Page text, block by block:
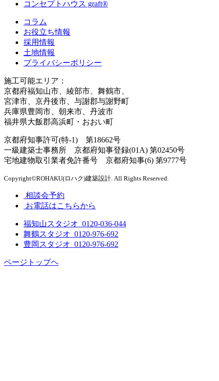
コンセプトハウス graft®
コラム
お役立ち情報
採用情報
土地情報
プライバシーポリシー
施工可能エリア：
京都府福知山市、綾部市、舞鶴市、
宮津市、京丹後市、与謝郡与謝野町
兵庫県豊岡市、朝来市、丹波市
福井県大飯郡高浜町・おおい町
京都府知事許可(特-1) 第18662号
一級建築士事務所 京都府知事登録(01A) 第02450号
宅地建物取引業者免許番号 京都府知事(6) 第9777号
Copyright©ROHAKU(ロハク)建築設計. All Rights Reserved.
相談会予約
お電話はこちらから
福知山スタジオ 0120-036-044
舞鶴スタジオ 0120-976-692
豊岡スタジオ 0120-976-692
ページトップヘ